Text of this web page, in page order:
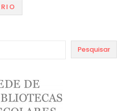
Pesquisar